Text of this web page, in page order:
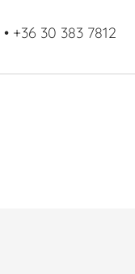
• +36 30 383 7812